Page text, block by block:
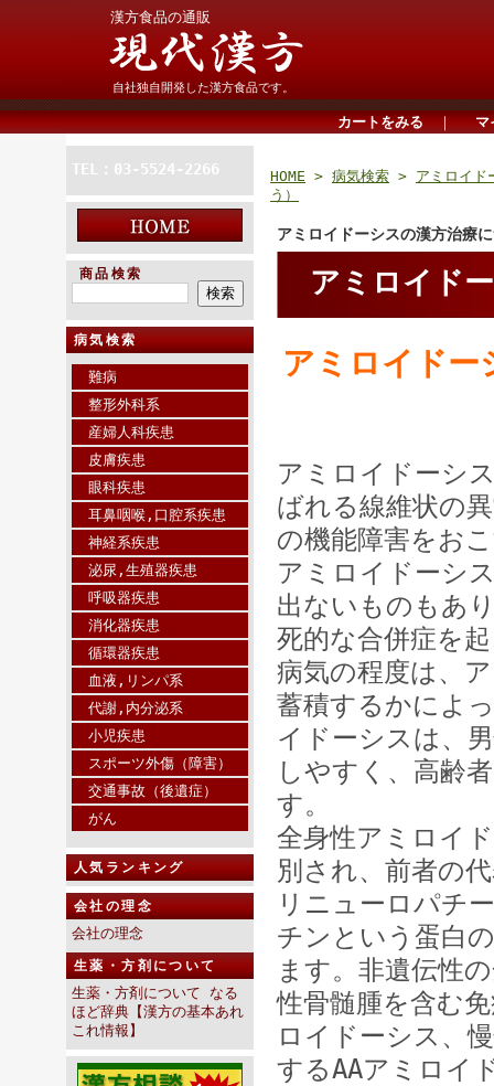
漢方食品の通販
自社独自開発した漢方食品です。
カートをみる ｜ マ
TEL：03-5524-2266
商品検索
病気検索
難病
整形外科系
産婦人科疾患
皮膚疾患
眼科疾患
耳鼻咽喉,口腔系疾患
神経系疾患
泌尿,生殖器疾患
呼吸器疾患
消化器疾患
循環器疾患
血液,リンパ系
代謝,内分泌系
小児疾患
スポーツ外傷（障害）
交通事故（後遺症）
がん
人気ランキング
会社の理念
会社の理念
生薬・方剤について
生薬・方剤について なる
ほど辞典【漢方の基本あれ
これ情報】
HOME > 病気検索 > アミロイド
う）
アミロイドーシスの漢方治療
アミロイド
アミロイドー
アミロイドーシ
ばれる線維状の
の機能障害をお
アミロイドーシ
出ないものもあ
死的な合併症を
病気の程度は、
蓄積するかによ
イドーシスは、
しやすく、高齢
す。
全身性アミロイ
別され、前者の
リニューロパチ
チンという蛋白
ます。非遺伝性
性骨髄腫を含む
ロイドーシス、
するAAアミロイ